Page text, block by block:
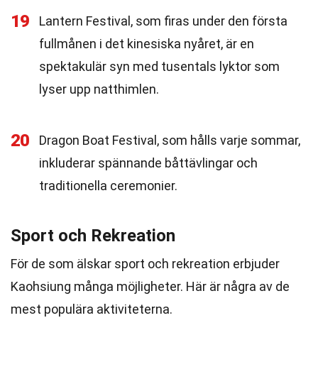
19
Lantern Festival, som firas under den första
fullmånen i det kinesiska nyåret, är en
spektakulär syn med tusentals lyktor som
lyser upp natthimlen.
20
Dragon Boat Festival, som hålls varje sommar,
inkluderar spännande båttävlingar och
traditionella ceremonier.
Sport och Rekreation
För de som älskar sport och rekreation erbjuder
Kaohsiung många möjligheter. Här är några av de
mest populära aktiviteterna.